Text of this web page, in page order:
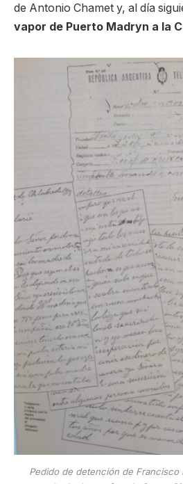
de Antonio Chamet y, al día
vapor de Puerto Madryn a la
Pedido de detención de Francisco